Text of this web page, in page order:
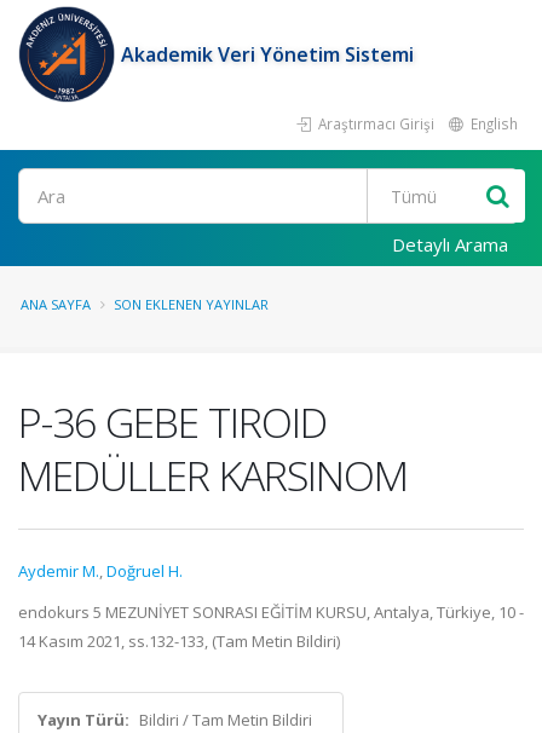
Akademik Veri Yönetim Sistemi
Araştırmacı Girişi English
Ara
Detaylı Arama
ANA SAYFA SON EKLENEN YAYINLAR
P-36 GEBE TIROID
MEDÜLLER KARSINOM
Aydemir M.,Doğruel H.
endokurs 5 MEZUNİYET SONRASI EĞİTİM KURSU, Antalya, Türkiye, 10 -
14 Kasım 2021, ss.132-133, (Tam Metin Bildiri)
Yayın Türü: Bildiri / Tam Metin Bildiri